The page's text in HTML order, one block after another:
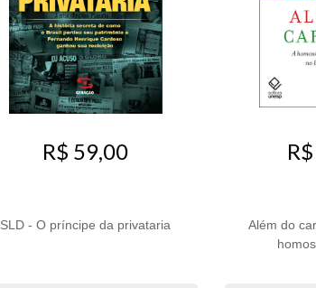
R$ 59,00
SLD - O príncipe da privataria
Além do